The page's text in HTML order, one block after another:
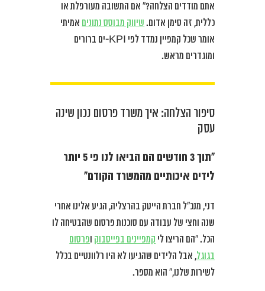
אתם מודדים הצלחה?” אם התשובה מעורפלת או
כללית, זה סימן אדום. שיווק מבוסס נתונים אמיתי
אומר שכל קמפיין נמדד לפי KPI-ים ברורים
ומוגדרים מראש.
סיפור הצלחה: איך משרד פרסום נכון שינה
עסק
“תוך 3 חודשים הם הביאו לנו פי 5 יותר
לידים איכותיים מהמשרד הקודם”
דני, מנכ”ל חברת הייטק בהרצליה, הגיע אלינו אחרי
שנה וחצי של עבודה עם סוכנות פרסום שהבטיחה לו
הכל. “הם הריצו לי קמפיינים בפייסבוק ופרסום
בגוגל, אבל הלידים שהגיעו לא היו רלוונטיים בכלל
לשירות שלנו,” הוא מספר.